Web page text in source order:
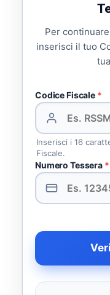
Per
inserisci il tuo
Codice Fiscale *
Inserisci i 16
Fiscale.
Numero Tessera *